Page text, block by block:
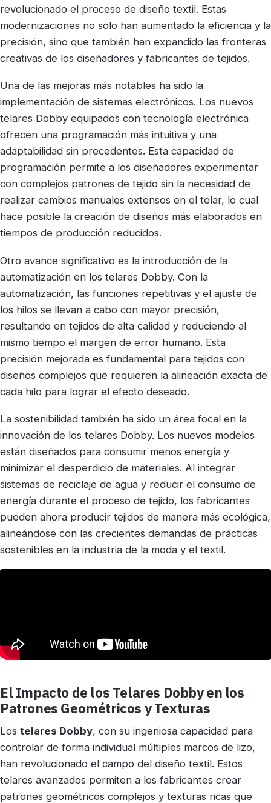
revolucionado el proceso de diseño textil. Estas
modernizaciones no solo han aumentado la eficiencia y la
precisión, sino que también han expandido las fronteras
creativas de los diseñadores y fabricantes de tejidos.
Una de las mejoras más notables ha sido la
implementación de sistemas electrónicos. Los nuevos
telares Dobby equipados con tecnología electrónica
ofrecen una programación más intuitiva y una
adaptabilidad sin precedentes. Esta capacidad de
programación permite a los diseñadores experimentar
con complejos patrones de tejido sin la necesidad de
realizar cambios manuales extensos en el telar, lo cual
hace posible la creación de diseños más elaborados en
tiempos de producción reducidos.
Otro avance significativo es la introducción de la
automatización en los telares Dobby. Con la
automatización, las funciones repetitivas y el ajuste de
los hilos se llevan a cabo con mayor precisión,
resultando en tejidos de alta calidad y reduciendo al
mismo tiempo el margen de error humano. Esta
precisión mejorada es fundamental para tejidos con
diseños complejos que requieren la alineación exacta de
cada hilo para lograr el efecto deseado.
La sostenibilidad también ha sido un área focal en la
innovación de los telares Dobby. Los nuevos modelos
están diseñados para consumir menos energía y
minimizar el desperdicio de materiales. Al integrar
sistemas de reciclaje de agua y reducir el consumo de
energía durante el proceso de tejido, los fabricantes
pueden ahora producir tejidos de manera más ecológica,
alineándose con las crecientes demandas de prácticas
sostenibles en la industria de la moda y el textil.
El Impacto de los Telares Dobby en los
Patrones Geométricos y Texturas
Los telares Dobby, con su ingeniosa capacidad para
controlar de forma individual múltiples marcos de lizo,
han revolucionado el campo del diseño textil. Estos
telares avanzados permiten a los fabricantes crear
patrones geométricos complejos y texturas ricas que